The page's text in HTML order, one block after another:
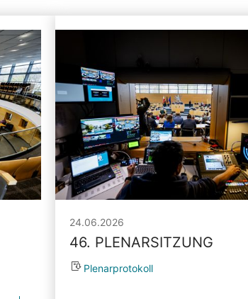
24.06.2026
46. PLENARSITZUNG
Plenarprotokoll